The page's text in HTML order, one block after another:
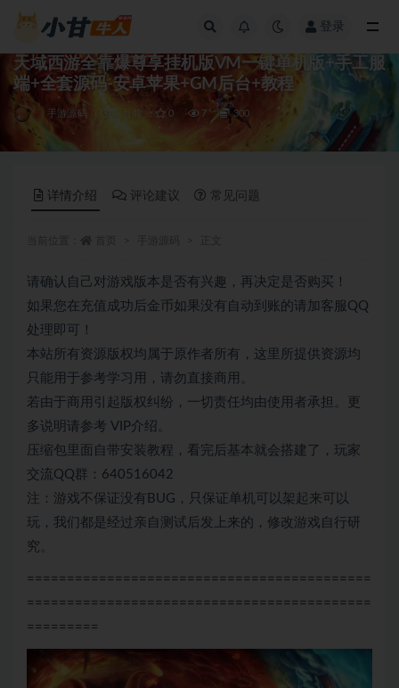
登录
天域西游全靠爆尊享挂机版VM一键单机版+手工服
端+全套源码-安卓苹果+GM后台+教程
手游源码 3 月前 0 7 300
详情介绍 评论建议 常见问题
请确认自己对游戏版本是否有兴趣，再决定是否购买！
如果您在充值成功后金币如果没有自动到账的请加客服QQ
处理即可！
本站所有资源版权均属于原作者所有，这里所提供资源均
只能用于参考学习用，请勿直接商用。
若由于商用引起版权纠纷，一切责任均由使用者承担。更
多说明请参考 VIP介绍。
压缩包里面自带安装教程，看完后基本就会搭建了，玩家
交流QQ群：640516042
注：游戏不保证没有BUG，只保证单机可以架起来可以
玩，我们都是经过亲自测试后发上来的，修改游戏自行研
究。
===========================================
===========================================
=========